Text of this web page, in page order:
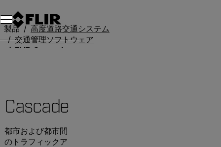
製品
高度道路交通システム
交通管理ソフトウェア
FLIR Cascade
Cascade
都市および都市間
のトラフィックア